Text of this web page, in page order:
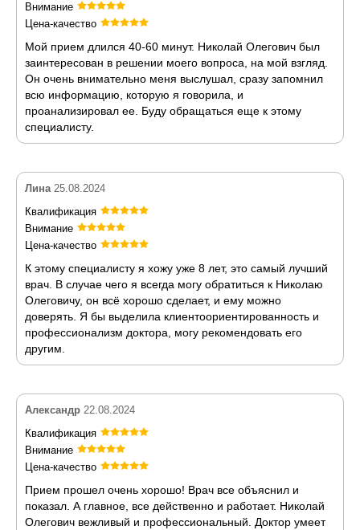
Внимание
Цена-качество
Мой прием длился 40-60 минут. Николай Олегович был
заинтересован в решении моего вопроса, на мой взгляд.
Он очень внимательно меня выслушал, сразу запомнил
всю информацию, которую я говорила, и
проанализировал ее. Буду обращаться еще к этому
специалисту.
Лина 25.08.2024
Квалификация
Внимание
Цена-качество
К этому специалисту я хожу уже 8 лет, это самый лучший
врач. В случае чего я всегда могу обратиться к Николаю
Олеговичу, он всё хорошо сделает, и ему можно
доверять. Я бы выделила клиентоориентированность и
профессионализм доктора, могу рекомендовать его
другим.
Александр 22.08.2024
Квалификация
Внимание
Цена-качество
Прием прошел очень хорошо! Врач все объяснил и
показал. А главное, все действенно и работает. Николай
Олегович вежливый и профессиональный. Доктор умеет